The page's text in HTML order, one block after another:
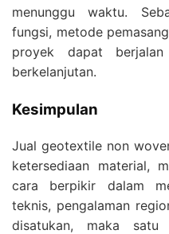
menunggu waktu.
fungsi, metode
proyek dapat
berkelanjutan.
Kesimpulan
Jual geotextile non
ketersediaan material,
cara berpikir dalam
teknis, pengalaman
disatukan, maka satu